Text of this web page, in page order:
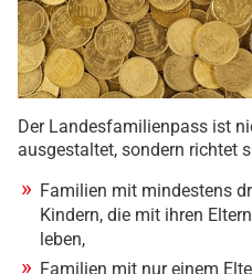
Der Landesfamilienpass ist
ausgestaltet, sondern richtet
Familien mit mindestens
Kindern, die mit ihren
leben,
Familien mit nur einem